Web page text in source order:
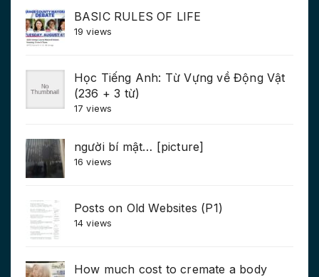
BASIC RULES OF LIFE
19 views
Học Tiếng Anh: Từ Vựng về Động Vật
(236 + 3 từ)
17 views
người bí mật… [picture]
16 views
Posts on Old Websites (P1)
14 views
How much cost to cremate a body